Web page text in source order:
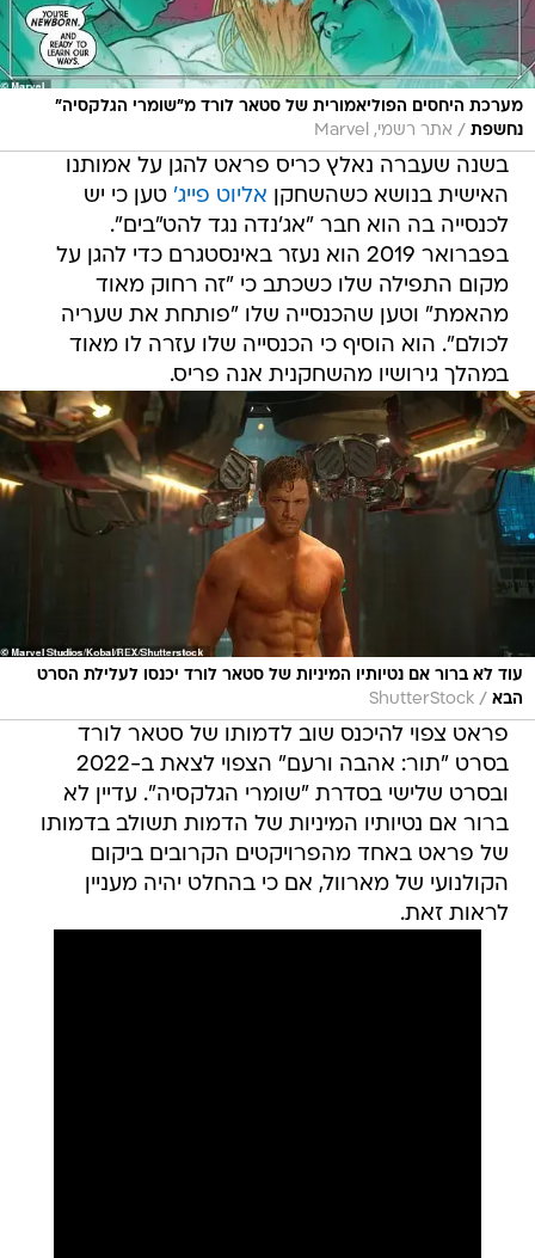
מערכת היחסים הפוליאמורית של סטאר לורד מ"שומרי הגלקסיה"
נחשפת / אתר רשמי, Marvel
בשנה שעברה נאלץ כריס פראט להגן על אמותנו
האישית בנושא כשהשחקן אליוט פייג' טען כי יש
לכנסייה בה הוא חבר "אג'נדה נגד להט"בים".
בפברואר 2019 הוא נעזר באינסטגרם כדי להגן על
מקום התפילה שלו כשכתב כי "זה רחוק מאוד
מהאמת" וטען שהכנסייה שלו "פותחת את שעריה
לכולם". הוא הוסיף כי הכנסייה שלו עזרה לו מאוד
במהלך גירושיו מהשחקנית אנה פריס.
עוד לא ברור אם נטיותיו המיניות של סטאר לורד יכנסו לעלילת הסרט
הבא /
ShutterStock
פראט צפוי להיכנס שוב לדמותו של סטאר לורד
בסרט "תור: אהבה ורעם" הצפוי לצאת ב-2022
ובסרט שלישי בסדרת "שומרי הגלקסיה". עדיין לא
ברור אם נטיותיו המיניות של הדמות תשולב בדמותו
של פראט באחד מהפרויקטים הקרובים ביקום
הקולנועי של מארוול, אם כי בהחלט יהיה מעניין
לראות זאת.